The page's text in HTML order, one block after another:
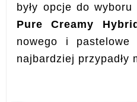
były opcje do
Pure Creamy
nowego i
najbardziej przypadły